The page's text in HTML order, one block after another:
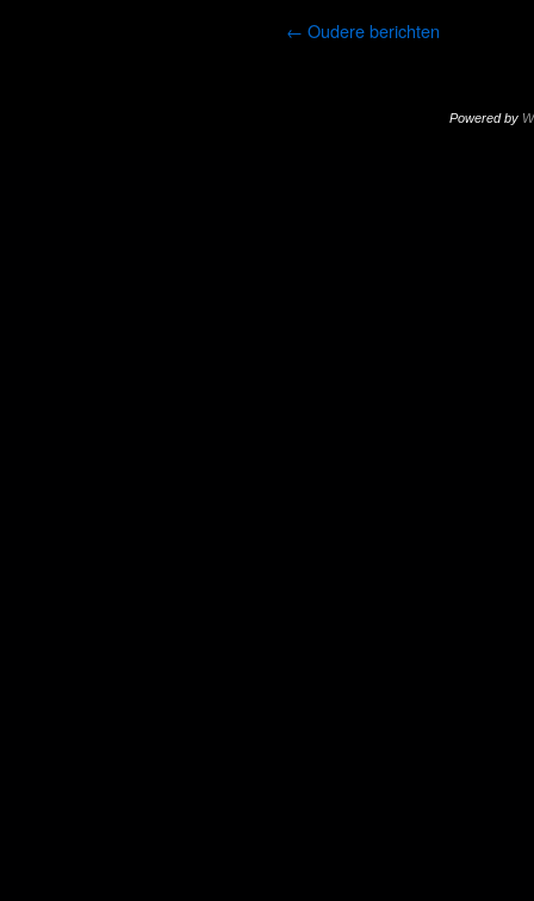
← Oudere berichten
Powered by